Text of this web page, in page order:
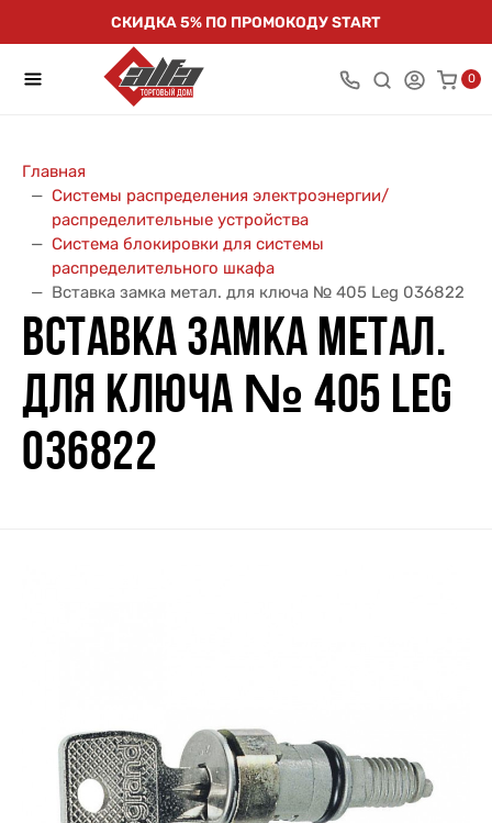
СКИДКА 5% ПО ПРОМОКОДУ START
0
Главная
Системы распределения электроэнергии/
распределительные устройства
Система блокировки для системы
распределительного шкафа
Вставка замка метал. для ключа № 405 Leg 036822
ВСТАВКА ЗАМКА МЕТАЛ.
ДЛЯ КЛЮЧА № 405 LEG
036822